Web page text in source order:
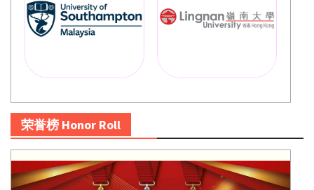
荣誉榜 Honor Roll